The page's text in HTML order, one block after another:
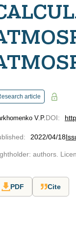
article
V.P. DOI:
: 2022/04/18
authors.
PDF Cite